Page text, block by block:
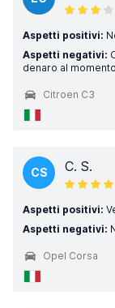
Aspetti positivi:
Aspetti negativi:
denaro al
Citroen C3
CS C. S.
Aspetti positivi:
Aspetti negativi:
Opel Corsa